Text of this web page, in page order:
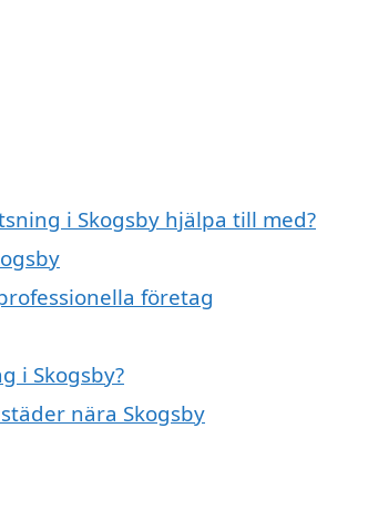
i Skogsby hjälpa till med?
företag
i Skogsby?
nära Skogsby